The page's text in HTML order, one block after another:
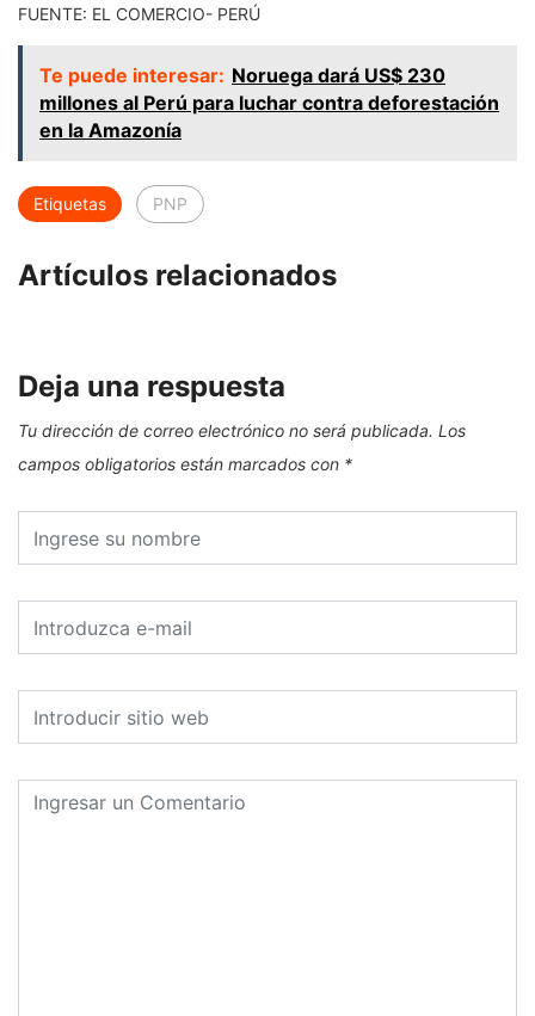
FUENTE: EL COMERCIO- PERÚ
Te puede interesar: Noruega dará US$ 230
millones al Perú para luchar contra deforestación
en la Amazonía
Etiquetas PNP
Artículos relacionados
Deja una respuesta
Tu dirección de correo electrónico no será publicada. Los
campos obligatorios están marcados con *